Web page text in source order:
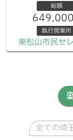
総額
649,000
執行営業所
東松山市民セ
全ての埼